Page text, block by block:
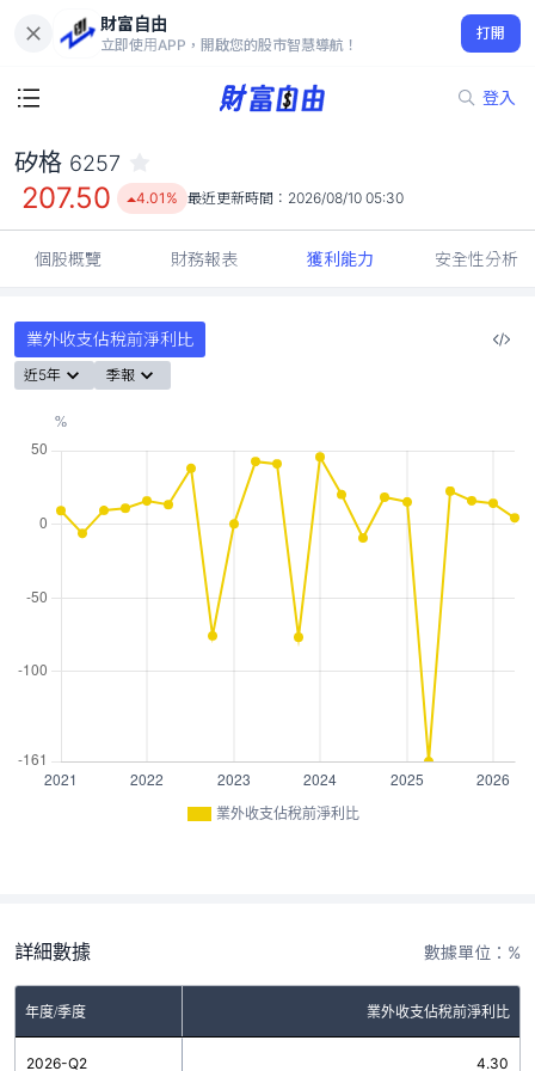
財富自由
立即使用APP，開啟您的股市智慧導航！
打開
登入
207.50
4.01%
矽格 6257
207.50 4.01% 最近更新時間： 2026/08/10 05:30
個股概覽 財務報表 獲利能力 安全性分析
業外收支佔稅前淨利比
近5年 季報
業外收支佔稅前淨利比
詳細數據 數據單位：%
年度/季度 業外收支佔稅前淨利比
2026-Q2 4.30